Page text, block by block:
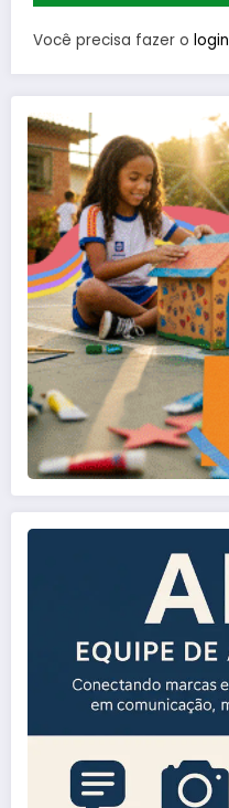
Você precisa fazer o login